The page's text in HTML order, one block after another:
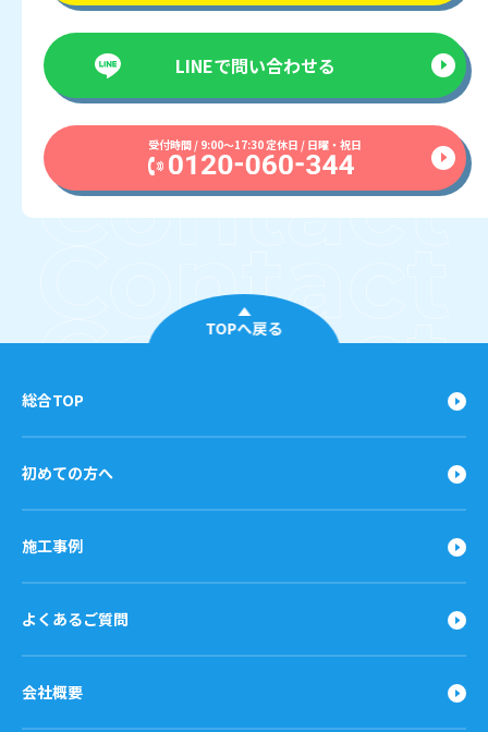
LINEで問い合わせる
受付時間 / 9:00〜17:30 定休日 / 日曜・祝日
TOPへ戻る
総合TOP
初めての方へ
施工事例
よくあるご質問
会社概要